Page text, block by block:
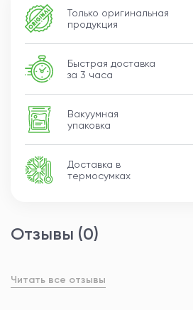
Только оригинальная
продукция
Быстрая доставка
за 3 часа
Вакуумная
упаковка
Доставка в
термосумках
Отзывы (0)
Читать все отзывы